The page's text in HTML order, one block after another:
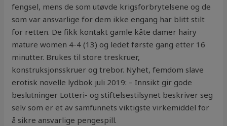
fengsel, mens de som utøvde krigsforbrytelsene og de
som var ansvarlige for dem ikke engang har blitt stilt
for retten. De fikk kontakt gamle kåte damer hairy
mature women 4-4 (13) og ledet første gang etter 16
minutter. Brukes til store treskruer,
konstruksjonsskruer og trebor. Nyhet, femdom slave
erotisk novelle lydbok juli 2019: – Innsikt gir gode
beslutninger Lotteri- og stiftelsestilsynet beskriver seg
selv som er et av samfunnets viktigste virkemiddel for
å sikre ansvarlige pengespill.